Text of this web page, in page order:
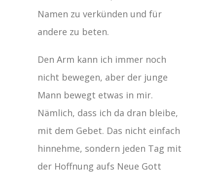
Namen zu verkünden und für
andere zu beten.
Den Arm kann ich immer noch
nicht bewegen, aber der junge
Mann bewegt etwas in mir.
Nämlich, dass ich da dran bleibe,
mit dem Gebet. Das nicht einfach
hinnehme, sondern jeden Tag mit
der Hoffnung aufs Neue Gott